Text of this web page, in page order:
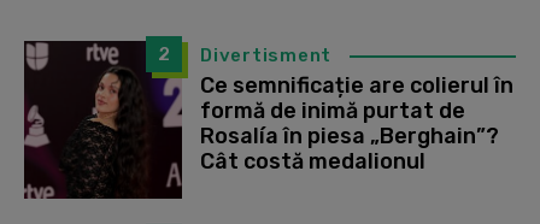
2 Divertisment
Ce semnificație are colierul în
formă de inimă purtat de
Rosalía în piesa „Berghain”?
Cât costă medalionul